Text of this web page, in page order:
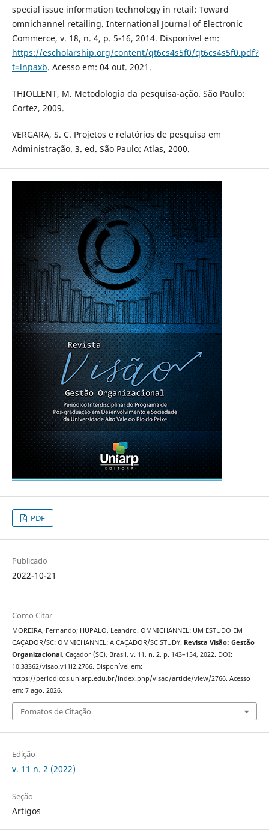
special issue information technology in retail: Toward
omnichannel retailing. International Journal of Electronic
Commerce, v. 18, n. 4, p. 5-16, 2014. Disponível em:
https://escholarship.org/content/qt6cs4s5f0/qt6cs4s5f0.pdf?
t=lnpaxb. Acesso em: 04 out. 2021.
THIOLLENT, M. Metodologia da pesquisa-ação. São Paulo:
Cortez, 2009.
VERGARA, S. C. Projetos e relatórios de pesquisa em
Administração. 3. ed. São Paulo: Atlas, 2000.
PDF
Publicado
2022-10-21
Como Citar
MOREIRA, Fernando; HUPALO, Leandro. OMNICHANNEL: UM ESTUDO EM
CAÇADOR/SC: OMNICHANNEL: A CAÇADOR/SC STUDY. Revista Visão: Gestão
Organizacional, Caçador (SC), Brasil, v. 11, n. 2, p. 143–154, 2022. DOI:
10.33362/visao.v11i2.2766. Disponível em:
https://periodicos.uniarp.edu.br/index.php/visao/article/view/2766. Acesso
em: 7 ago. 2026.
Fomatos de Citação
Edição
v. 11 n. 2 (2022)
Seção
Artigos